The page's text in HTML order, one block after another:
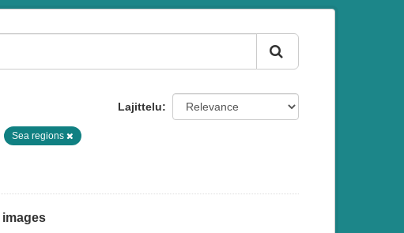
Lajittelu
Sea regions